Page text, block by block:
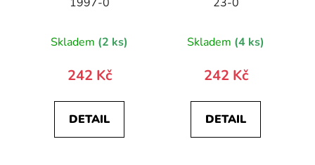
Skladem (2 ks)
242 Kč
DETAIL
Skladem (4 ks)
242 Kč
DETAIL